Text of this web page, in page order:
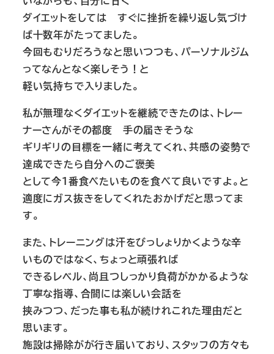
ダイエットをしては すぐに挫折を繰り返し気づけ
ば十数年がたってました。
今回もむりだろうなと思いつつも、パーソナルジム
ってなんとなく楽しそう！と
軽い気持ちで入りました。
私が無理なくダイエットを継続できたのは、トレー
ナーさんがその都度 手の届きそうな
ギリギリの目標を一緒に考えてくれ、共感の姿勢で
達成できたら自分へのご褒美
として今１番食べたいものを食べて良いですよ。と
適度にガス抜きをしてくれたおかげだと思ってま
す。
また、トレーニングは汗をびっしょりかくような辛
いものではなく、ちょっと頑張れば
できるレベル、尚且つしっかり負荷がかかるような
丁寧な指導、合間には楽しい会話を
挟みつつ、だった事も私が続けれこれた理由だと
思います。
施設は掃除がが行き届いており、スタッフの方々も